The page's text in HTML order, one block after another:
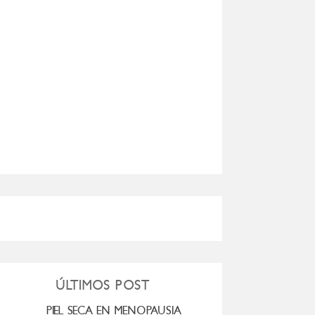
ÚLTIMOS POST
PIEL SECA EN MENOPAUSIA